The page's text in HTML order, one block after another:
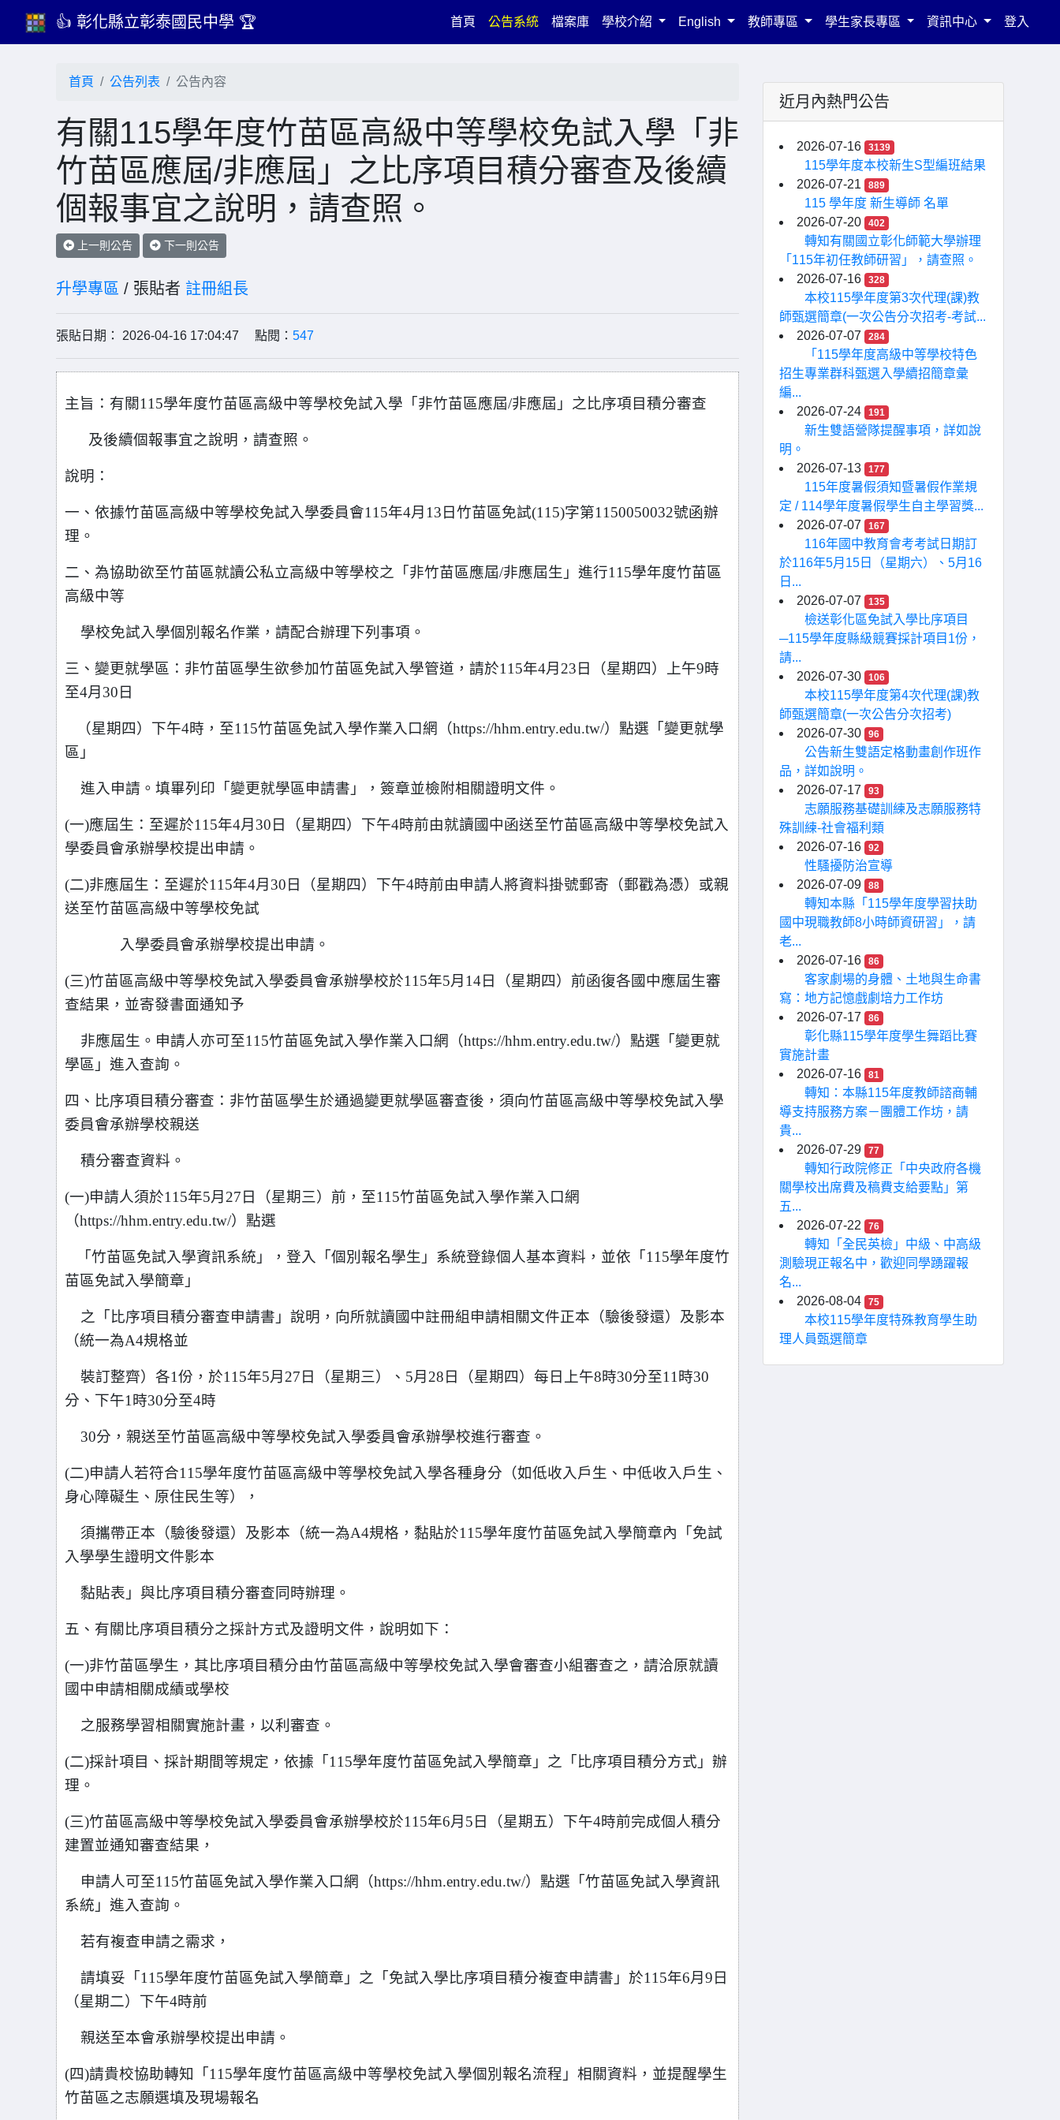
👍 彰化縣立彰泰國民中學 🏆 首頁(current)
公告系統 檔案庫 學校介紹 English 教師專區 學生家長專區 資訊中心 登入
首頁 公告列表 公告內容
有關115學年度竹苗區高級中等學校免試入學「非
竹苗區應屆/非應屆」之比序項目積分審查及後續
個報事宜之說明，請查照。
上一則公告 下一則公告
升學專區 / 張貼者 註冊組長
張貼日期： 2026-04-16 17:04:47 點閱： 547
主旨：有關115學年度竹苗區高級中等學校免試入學「非竹苗區應屆/非應屆」之比序項目積分審查
及後續個報事宜之說明，請查照。
說明：
一、依據竹苗區高級中等學校免試入學委員會115年4月13日竹苗區免試(115)字第1150050032號函辦
理。
二、為協助欲至竹苗區就讀公私立高級中等學校之「非竹苗區應屆/非應屆生」進行115學年度竹苗區
高級中等
學校免試入學個別報名作業，請配合辦理下列事項。
三、變更就學區：非竹苗區學生欲參加竹苗區免試入學管道，請於115年4月23日（星期四）上午9時
至4月30日
（星期四）下午4時，至115竹苗區免試入學作業入口網（https://hhm.entry.edu.tw/）點選「變更就學
區」
進入申請。填畢列印「變更就學區申請書」，簽章並檢附相關證明文件。
(一)應屆生：至遲於115年4月30日（星期四）下午4時前由就讀國中函送至竹苗區高級中等學校免試入
學委員會承辦學校提出申請。
(二)非應屆生：至遲於115年4月30日（星期四）下午4時前由申請人將資料掛號郵寄（郵戳為憑）或親
送至竹苗區高級中等學校免試
入學委員會承辦學校提出申請。
(三)竹苗區高級中等學校免試入學委員會承辦學校於115年5月14日（星期四）前函復各國中應屆生審
查結果，並寄發書面通知予
非應屆生。 申請人亦可至115竹苗區免試入學作業入口網（https://hhm.entry.edu.tw/）點選「變更就
學區」進入查詢。
四、比序項目積分審查：非竹苗區學生於通過變更就學區審查後，須向竹苗區高級中等學校免試入學
委員會承辦學校親送
積分審查資料。
(一)申請人須於115年5月27日（星期三）前，至115竹苗區免試入學作業入口網
（https://hhm.entry.edu.tw/）點選
「竹苗區免試入學資訊系統」， 登入「個別報名學生」系統登錄個人基本資料，並依「115學年度竹
苗區免試入學簡章」
之「比序項目積分審查申請書」說明，向所就讀國中註冊組 申請相關文件正本（驗後發還）及影本
（統一為A4規格並
裝訂整齊）各1份，於115年5月27日（星期三）、5月28日（星期四）每日上午8時30分至11時30
分、 下午1時30分至4時
30分，親送至竹苗區高級中等學校免試入學委員會承辦學校進行審查。
(二)申請人若符合115學年度竹苗區高級中等學校免試入學各種身分（如低收入戶生、中低收入戶生、
身心障礙生、原住民生等），
須攜帶正本（驗後發還） 及影本（統一為A4規格，黏貼於115學年度竹苗區免試入學簡章內「免試
入學學生證明文件影本
黏貼表」 與比序項目積分審查同時辦理。
五、有關比序項目積分之採計方式及證明文件，說明如下：
(一)非竹苗區學生，其比序項目積分由竹苗區高級中等學校免試入學會審查小組審查之，請洽原就讀
國中申請相關成績或學校
之服務學習相關實施計畫，以利審查。
(二)採計項目、採計期間等規定，依據「115學年度竹苗區免試入學簡章」之「比序項目積分方式」辦
理。
(三)竹苗區高級中等學校免試入學委員會承辦學校於115年6月5日（星期五）下午4時前完成個人積分
建置並通知審查結果，
申請人可至115竹苗區免試入學作業入口網
（https://hhm.entry.edu.tw/）點選「竹苗區免試入學資訊
系統」進入查詢。
若有複查申請之需求，
請填妥「115學年度竹苗區免試入學簡章」之「免試入學比序項目積分複查申請書」於115年6月9日
（星期二）下午4時前
親送至本會承辦學校提出申請。
(四)請貴校協助轉知「115學年度竹苗區高級中等學校免試入學個別報名流程」相關資料，並提醒學生
竹苗區之志願選填及現場報名
近月內熱門公告
2026-07-16 3139
115學年度本校新生S型編班結果
2026-07-21
889
115 學年度 新生導師 名單
2026-07-20
402
轉知有關國立彰化師範大學辦理
「115年初任教師研習」，請查照。
2026-07-16
328
本校115學年度第3次代理(課)教
師甄選簡章(一次公告分次招考-考試...
2026-07-07
284
「115學年度高級中等學校特色
招生專業群科甄選入學續招簡章彙
編...
2026-07-24
191
新生雙語營隊提醒事項，詳如說
明。
2026-07-13
177
115年度暑假須知暨暑假作業規
定 / 114學年度暑假學生自主學習獎...
2026-07-07
167
116年國中教育會考考試日期訂
於116年5月15日（星期六）、5月16
日...
2026-07-07
135
檢送彰化區免試入學比序項目
─115學年度縣級競賽採計項目1份，
請...
2026-07-30
106
本校115學年度第4次代理(課)教
師甄選簡章(一次公告分次招考)
2026-07-30
96
公告新生雙語定格動畫創作班作
品，詳如說明。
2026-07-17
93
志願服務基礎訓練及志願服務特
殊訓練-社會福利類
2026-07-16
92
性騷擾防治宣導
2026-07-09
88
轉知本縣「115學年度學習扶助
國中現職教師8小時師資研習」，請
老...
2026-07-16
86
客家劇場的身體、土地與生命書
寫：地方記憶戲劇培力工作坊
2026-07-17
86
彰化縣115學年度學生舞蹈比賽
實施計畫
2026-07-16
81
轉知：本縣115年度教師諮商輔
導支持服務方案－團體工作坊，請
貴...
2026-07-29
77
轉知行政院修正「中央政府各機
關學校出席費及稿費支給要點」第
五...
2026-07-22
76
轉知「全民英檢」中級、中高級
測驗現正報名中，歡迎同學踴躍報
名...
2026-08-04
75
本校115學年度特殊教育學生助
理人員甄選簡章